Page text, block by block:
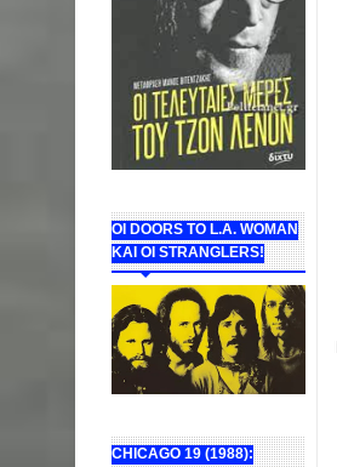
ΟΙ DOORS ΤΟ L.A. WOMAN
KAI OI STRANGLERS!
CHICAGO 19 (1988):